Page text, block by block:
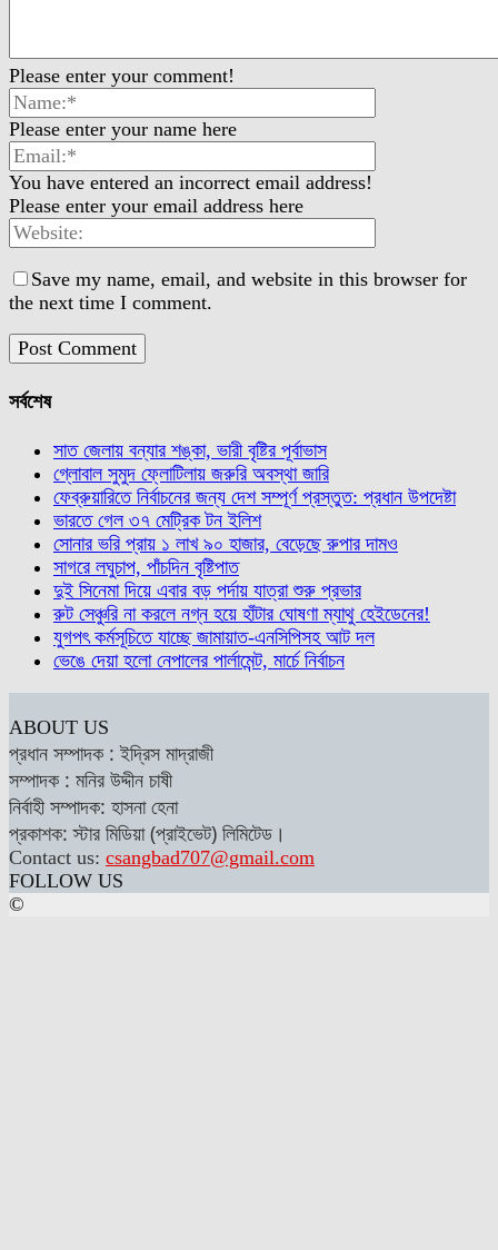
Please enter your comment!
Please enter your name here
You have entered an incorrect email address!
Please enter your email address here
Save my name, email, and website in this browser for
the next time I comment.
সর্বশেষ
সাত জেলায় বন্যার শঙ্কা, ভারী বৃষ্টির পূর্বাভাস
গ্লোবাল সুমুদ ফ্লোটিলায় জরুরি অবস্থা জারি
ফেব্রুয়ারিতে নির্বাচনের জন্য দেশ সম্পূর্ণ প্রস্তুত: প্রধান উপদেষ্টা
ভারতে গেল ৩৭ মেট্রিক টন ইলিশ
সোনার ভরি প্রায় ১ লাখ ৯০ হাজার, বেড়েছে রুপার দামও
সাগরে লঘুচাপ, পাঁচদিন বৃষ্টিপাত
দুই সিনেমা দিয়ে এবার বড় পর্দায় যাত্রা শুরু প্রভার
রুট সেঞ্চুরি না করলে নগ্ন হয়ে হাঁটার ঘোষণা ম্যাথু হেইডেনের!
যুগপৎ কর্মসূচিতে যাচ্ছে জামায়াত-এনসিপিসহ আট দল
ভেঙে দেয়া হলো নেপালের পার্লামেন্ট, মার্চে নির্বাচন
ABOUT US
প্রধান সম্পাদক : ইদ্রিস মাদ্রাজী
সম্পাদক : মনির উদ্দীন চাষী
নির্বাহী সম্পাদক: হাসনা হেনা
প্রকাশক: স্টার মিডিয়া (প্রাইভেট) লিমিটেড।
Contact us: csangbad707@gmail.com
FOLLOW US
©